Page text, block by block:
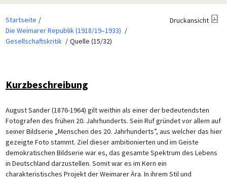
Startseite
Die Weimarer Republik (1918/19–1933)
Gesellschaftskritik
Quelle (15/32)
Druckansicht
Kurzbeschreibung
August Sander (1876-1964) gilt weithin als einer der bedeutendsten
Fotografen des frühen 20. Jahrhunderts. Sein Ruf gründet vor allem auf
seiner Bildserie „Menschen des 20. Jahrhunderts”, aus welcher das hier
gezeigte Foto stammt. Ziel dieser ambitionierten und im Geiste
demokratischen Bildserie war es, das gesamte Spektrum des Lebens
in Deutschland darzustellen. Somit war es im Kern ein
charakteristisches Projekt der Weimarer Ära. In ihrem Stil und